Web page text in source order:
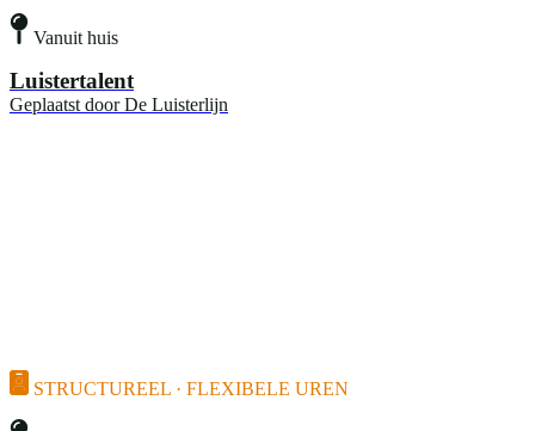
Vanuit huis
Luistertalent
Geplaatst door De Luisterlijn
STRUCTUREEL · FLEXIBELE UREN